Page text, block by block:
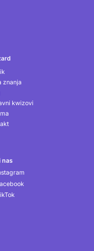
znanja
kwizovi
nas